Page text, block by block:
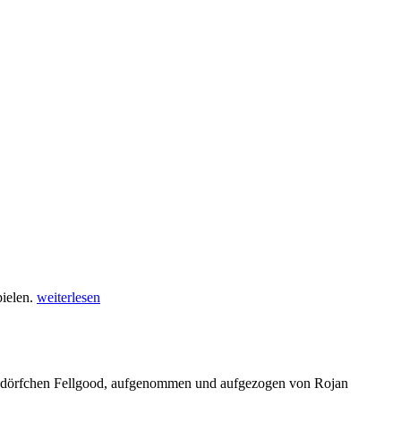
weiterlesen
Fellgood, aufgenommen und aufgezogen von Rojan